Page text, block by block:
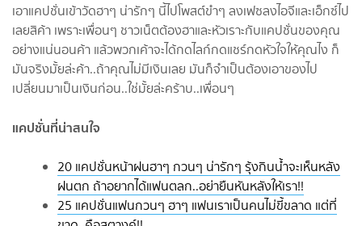
เอาแคปชั่นเข้าวัดฮาๆ น่ารักๆ นี้ไปโพสต์ขำๆ ลงเฟซลงไอจีและเอ็กซ์ไป
เลยสิค้า เพราะเพื่อนๆ ชาวเน็ตต้องฮาและหัวเราะกับแคปชั่นของคุณ
อย่างแน่นอนค้า แล้วพวกเค้าจะได้กดไลก์กดแชร์กดหัวใจให้คุณไง ก็
มันจริงมั้ยล่ะค้า..ถ้าคุณไม่มีเงินเลย มันก็จำเป็นต้องเอาของไป
เปลี่ยนมาเป็นเงินก่อน..ใช่มั้ยล่ะคร้าบ..เพื่อนๆ
แคปชั่นที่น่าสนใจ
20 แคปชั่นหน้าฝนฮาๆ กวนๆ น่ารักๆ รุ้งกินน้ำจะเห็นหลัง
ฝนตก ถ้าอยากได้แฟนตลก..อย่ายืนหันหลังให้เรา!!
25 แคปชั่นแฟนกวนๆ ฮาๆ แฟนเราเป็นคนไม่ขี้ขลาด แต่ที่